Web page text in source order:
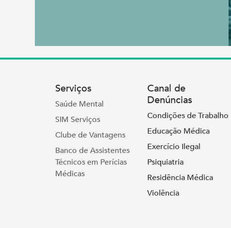
Serviços
Saúde Mental
SIM Serviços
Clube de Vantagens
Banco de Assistentes
Técnicos em Perícias
Médicas
Canal de
Denúncias
Condições de Trabalho
Educação Médica
Exercício Ilegal
Psiquiatria
Residência Médica
Violência